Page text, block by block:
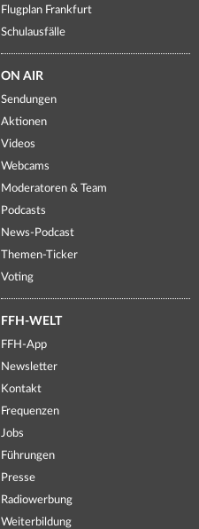
Flugplan Frankfurt
Schulausfälle
ON AIR
Sendungen
Aktionen
Videos
Webcams
Moderatoren & Team
Podcasts
News-Podcast
Themen-Ticker
Voting
FFH-WELT
FFH-App
Newsletter
Kontakt
Frequenzen
Jobs
Führungen
Presse
Radiowerbung
Weiterbildung